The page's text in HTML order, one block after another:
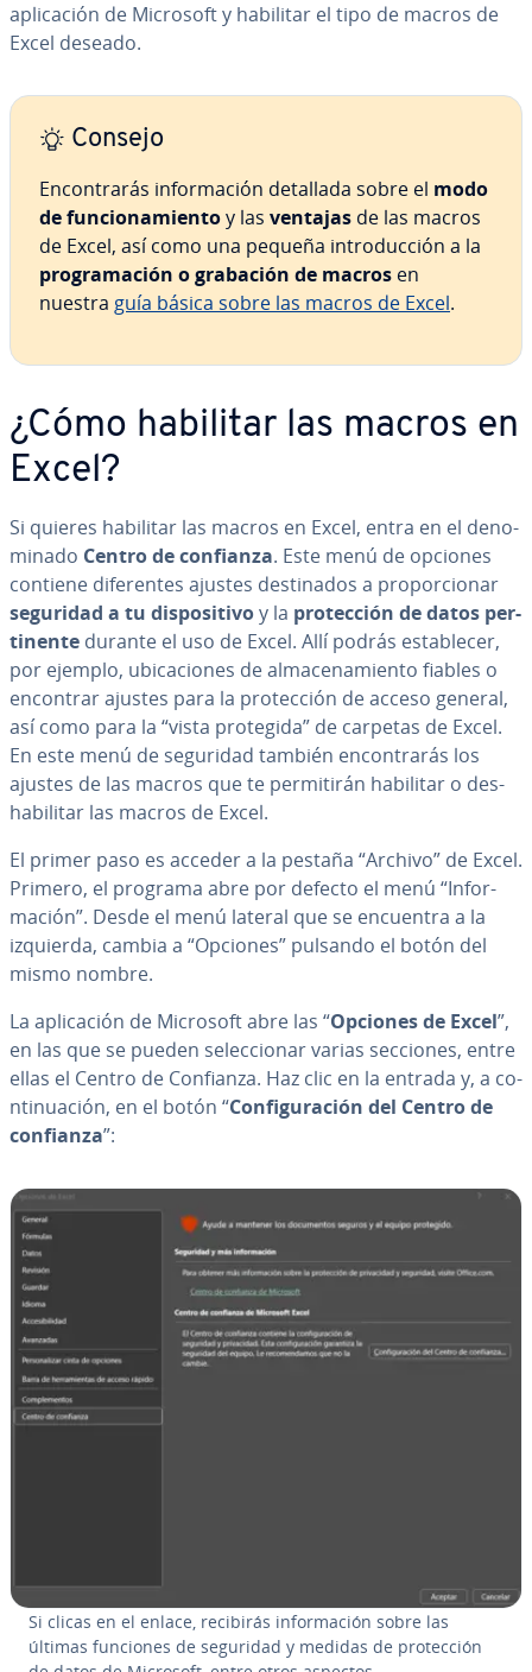
apli­ca­ción de Microsoft y habilitar el tipo de macros de
Excel deseado.
Consejo
En­co­n­tra­rás in­fo­r­ma­ción detallada sobre el modo
de fu­n­cio­na­mie­n­toy las ventajas de las macros
de Excel, así como una pequeña in­tro­du­c­ción a la
pro­gra­ma­ción o grabación de macros en
nuestra guía básica sobre las macros de Excel.
¿Cómo habilitar las macros en
Excel?
Si quieres habilitar las macros en Excel, entra en el de­no­
mi­na­do Centro de confianza. Este menú de opciones
contiene di­fe­re­n­tes ajustes de­s­ti­na­dos a pro­po­r­cio­nar
seguridad a tu di­s­po­si­ti­voy la pro­te­c­ción de datos pe­r­
ti­ne­n­te durante el uso de Excel. Allí podrás es­ta­ble­cer,
por ejemplo, ubi­ca­cio­nes de al­ma­ce­na­mie­n­to fiables o
encontrar ajustes para la pro­te­c­ción de acceso general,
así como para la “vista protegida” de carpetas de Excel.
En este menú de seguridad también en­co­n­tra­rás los
ajustes de las macros que te pe­r­mi­ti­rán habilitar o des­
ha­bi­li­tar las macros de Excel.
El primer paso es acceder a la pestaña “Archivo” de Excel.
Primero, el programa abre por defecto el menú “In­fo­r­
ma­ción”. Desde el menú lateral que se encuentra a la
izquierda, cambia a “Opciones” pulsando el botón del
mismo nombre.
La apli­ca­ción de Microsoft abre las “Opciones de Excel”,
en las que se pueden se­le­c­cio­nar varias secciones, entre
ellas el Centro de Confianza. Haz clic en la entrada y, a co­
n­ti­nua­ción, en el botón “Co­n­fi­gu­ra­ción del Centro de
confianza”:
Si clicas en el enlace, recibirás in­fo­r­ma­ción sobre las
últimas funciones de seguridad y medidas de pro­te­c­ción